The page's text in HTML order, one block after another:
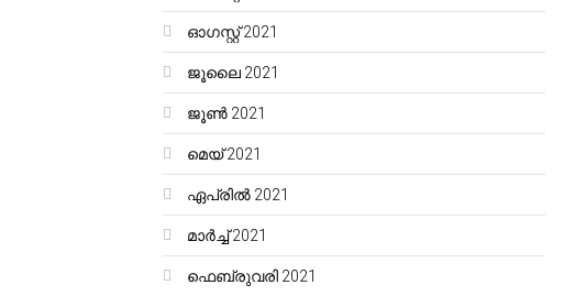
ഓഗസ്റ്റ്‌ 2021
ജൂലൈ 2021
ജൂൺ 2021
മെയ്‌ 2021
ഏപ്രിൽ 2021
മാർച്ച്‌ 2021
ഫെബ്രുവരി 2021